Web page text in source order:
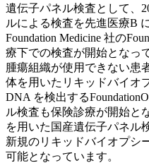
遺伝子パネル検査として、
ルによる検査を先進医療B
Foundation Medicine 社の
療下での検査が開始となっ
腫瘍組織が使用できない患
体を用いたリキッドバイオ
DNA を検出する
ル検査も保険診療が開始と
を用いた国産遺伝子パネル
新規のリキッドバイオプシ
可能となっています。